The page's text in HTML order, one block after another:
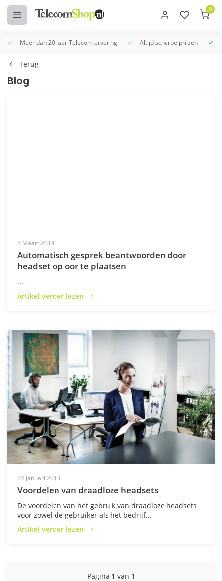
0
Meer dan 20 jaar Telecom ervaring Altijd scherpe prijzen
Terug
Blog
5 Maart 2014
Automatisch gesprek beantwoorden door
headset op oor te plaatsen
...
Artikel verder lezen
24 Januari 2013
Voordelen van draadloze headsets
De voordelen van het gebruik van draadloze headsets
voor zowel de gebruiker als het bedrijf...
Artikel verder lezen
Pagina 1 van 1